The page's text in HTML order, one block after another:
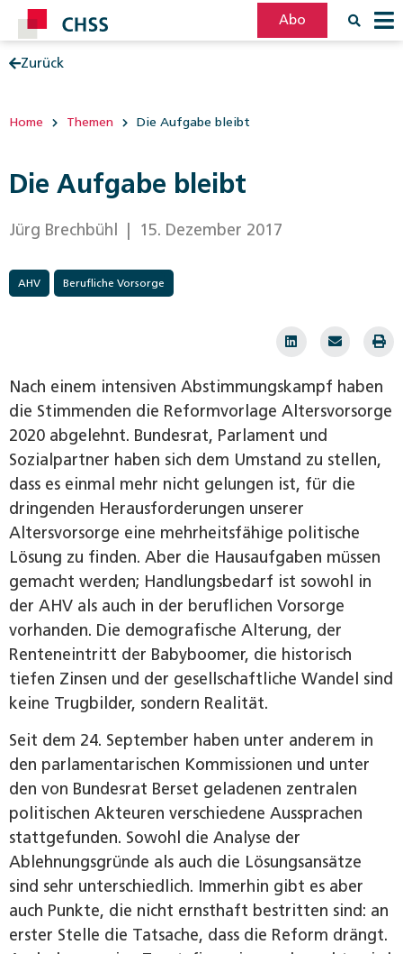
Abo
Zurück
Home Themen Die Aufgabe bleibt
Die Aufgabe bleibt
Jürg Brechbühl | 15. Dezember 2017
AHV Berufliche Vorsorge
Nach einem intensiven Abstimmungskampf haben
die Stimmenden die Reformvorlage Altersvorsorge
2020 abgelehnt. Bundesrat, Parlament und
Sozialpartner haben sich dem Umstand zu stellen,
dass es einmal mehr nicht gelungen ist, für die
dringenden Herausforderungen unserer
Altersvorsorge eine mehrheitsfähige politische
Lösung zu finden. Aber die Hausaufgaben müssen
gemacht werden; Handlungsbedarf ist sowohl in
der AHV als auch in der beruf­lichen Vorsorge
vorhanden. Die demografische Alterung, der
Renten­eintritt der Babyboomer, die historisch
tiefen Zinsen und der gesellschaftliche Wandel sind
keine Trugbilder, sondern ­Realität.
Seit dem 24. September haben unter anderem in
den parlamentarischen Kommissionen und unter
den von Bundesrat Berset geladenen zentralen
politischen Akteuren verschiedene Aussprachen
stattgefunden. Sowohl die Analyse der
Ablehnungsgründe als auch die Lösungsansätze
sind sehr unterschiedlich. Immerhin gibt es aber
auch Punkte, die nicht ernsthaft bestritten sind: an
erster Stelle die Tatsache, dass die Reform drängt.